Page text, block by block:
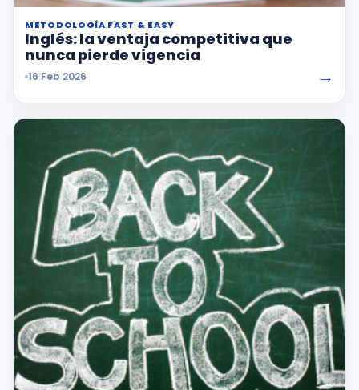
METODOLOGÍA FAST & EASY
Inglés: la ventaja competitiva que
nunca pierde vigencia
16 Feb 2026 →